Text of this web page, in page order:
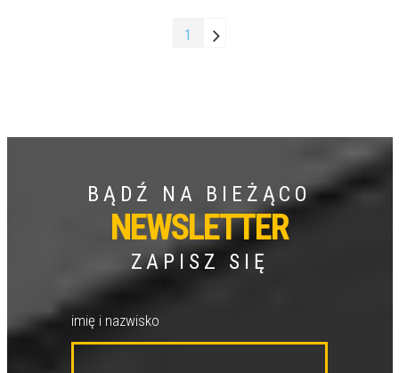
1
BĄDŹ NA BIEŻĄCO
NEWSLETTER
ZAPISZ SIĘ
imię i nazwisko